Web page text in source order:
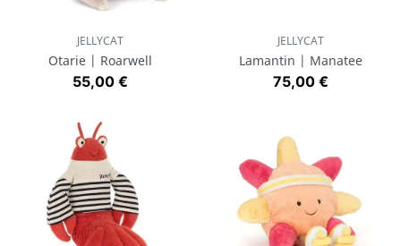
JELLYCAT
Otarie | Roarwell
Prix
55,00 €
JELLYCAT
Lamantin | Manatee
Prix
75,00 €